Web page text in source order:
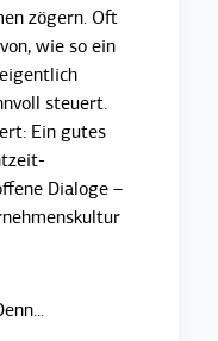
zögern. Oft
wie so ein
steuert.
Ein gutes
Dialoge –